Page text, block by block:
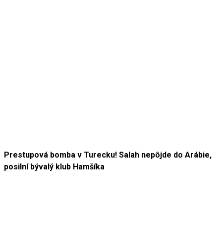
Prestupová bomba v Turecku! Salah nepôjde do Arábie,
posilní bývalý klub Hamšíka